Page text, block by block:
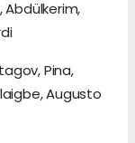
Abdülkerim,
Pina,
Augusto